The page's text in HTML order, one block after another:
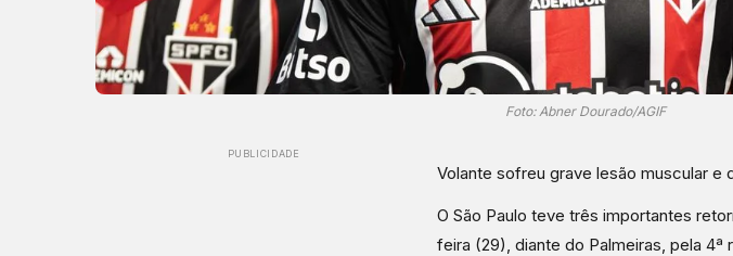
Foto: Abner Dourado/AGIF
PUBLICIDADE
Volante sofreu grave lesão muscular
O São Paulo teve três importantes
feira (29), diante do Palmeiras, pela 4ª